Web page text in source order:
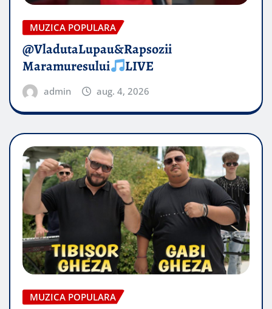
MUZICA POPULARA
@VladutaLupau&Rapsozii
Maramuresului
LIVE
admin aug. 4, 2026
MUZICA POPULARA